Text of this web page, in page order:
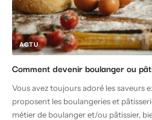
ACTU
Comment devenir boulanger ou
Vous avez toujours adoré les saveurs
proposent les boulangeries et
métier de boulanger et/ou pâtissier,